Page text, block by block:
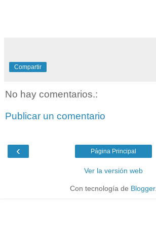
Compartir
No hay comentarios.:
Publicar un comentario
‹ Página Principal
Ver la versión web
Con tecnología de Blogger.